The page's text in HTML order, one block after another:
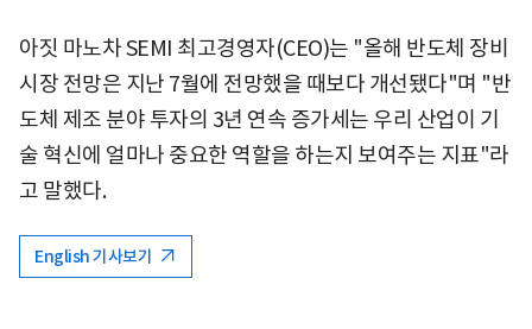
아짓 마노차 SEMI 최고경영자(CEO)는 "올해 반도체 장비
시장 전망은 지난 7월에 전망했을 때보다 개선됐다"며 "반
도체 제조 분야 투자의 3년 연속 증가세는 우리 산업이 기
술 혁신에 얼마나 중요한 역할을 하는지 보여주는 지표"라
고 말했다.
English 기사보기